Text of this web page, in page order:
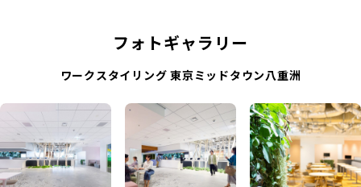
フォトギャラリー
ワークスタイリング 東京ミッドタウン八重洲